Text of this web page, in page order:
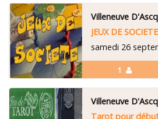
1
Villeneuve D'Ascq
JEUX DE SOCIETE
samedi 26
Villeneuve D'Ascq
Tarot pour